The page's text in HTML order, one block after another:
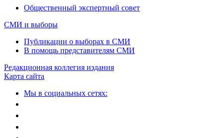
Общественный экспертный совет
СМИ и выборы
Публикации о выборах в СМИ
В помощь представителям СМИ
Редакционная коллегия издания
Карта сайта
Мы в социальных сетях: